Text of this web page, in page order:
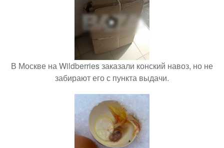
В Москве на Wildberries заказали конский навоз, но не
забирают его с пункта выдачи.